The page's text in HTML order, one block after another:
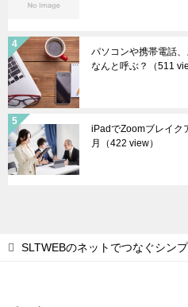
パソコンや携帯電話
なんと呼ぶ？
（511
iPadでZoomブレイク
月
（422 view）
SLTWEBのネットでつなぐシン